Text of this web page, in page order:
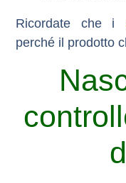
Ricordate che i
perché il prodotto